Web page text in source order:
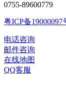
0755-89600779
粤ICP备19000097
电话咨询
邮件咨询
在线地图
QQ客服